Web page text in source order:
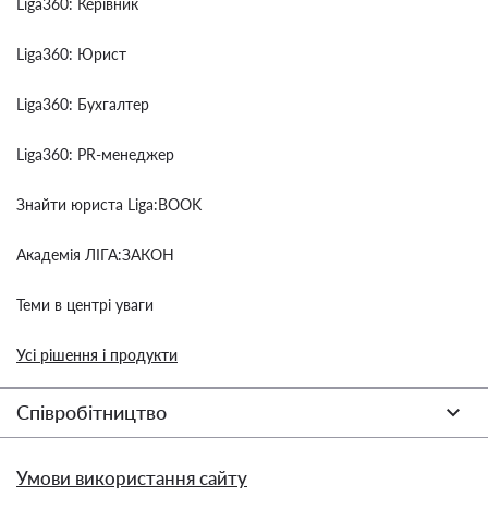
Liga360: Керівник
Liga360: Юрист
Liga360: Бухгалтер
Liga360: PR-менеджер
Знайти юриста Liga:BOOK
Академія ЛІГА:ЗАКОН
Теми в центрі уваги
Усі рішення і продукти
Співробітництво
Умови використання сайту